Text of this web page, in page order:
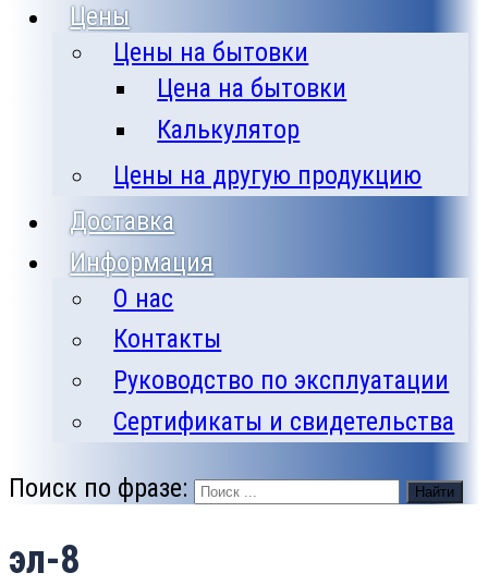
Цены
Цены на бытовки
Цена на бытовки
Калькулятор
Цены на другую продукцию
Доставка
Информация
О нас
Контакты
Руководство по эксплуатации
Сертификаты и свидетельства
Поиск по фразе: Найти
эл-8